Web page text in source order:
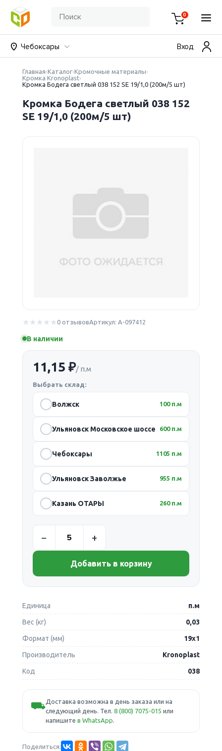
0
Чебоксары Вход
Главная Каталог Кромочные материалы
Кромка Kronoplast
Кромка Бодега светлый 038 152 SE 19/1,0 (200м/5 шт)
Кромка Бодега светлый 038 152
SE 19/1,0 (200м/5 шт)
0 отзывовАртикул: А-097412
В наличии
11,15 ₽/ п.м
Выбрать склад:
Волжск 100 п.м
Ульяновск Московское шоссе 600 п.м
Чебоксары 1105 п.м
Ульяновск Заволжье 955 п.м
Казань ОТАРЫ 260 п.м
Добавить в корзину
Единица п.м
Вес (кг) 0,03
Формат (мм) 19х1
Производитель Kronoplast
Код 038
⛟Доставка возможна в день заказа или на
следующий день. Тел. 8 (800) 7075-015 или
напишите в WhatsApp.
Поделиться: